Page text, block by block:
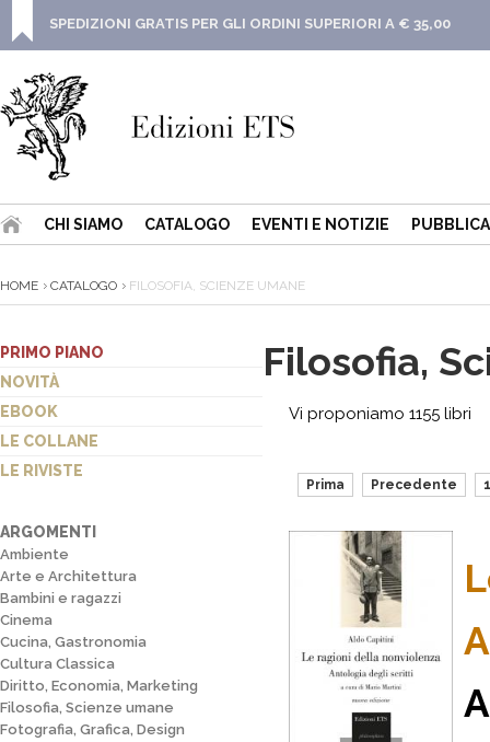
SPEDIZIONI GRATIS PER GLI ORDINI SUPERIORI A € 35,00
CHI SIAMO CATALOGO EVENTI E NOTIZIE
HOME CATALOGO FILOSOFIA, SCIENZE UMANE
PRIMO PIANO
NOVITÀ
EBOOK
LE COLLANE
LE RIVISTE
ARGOMENTI
Ambiente
Arte e Architettura
Bambini e ragazzi
Cinema
Cucina, Gastronomia
Cultura Classica
Diritto, Economia, Marketing
Filosofia, Scienze umane
Fotografia, Grafica, Design
Filosofia,
Vi proponiamo 1155 libri
Prima Precedente